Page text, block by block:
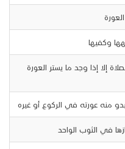
وكفيها
إلا إذا وجد ما يستر العورة
منه عورته في الركوع أو غيره
في الثوب الواحد